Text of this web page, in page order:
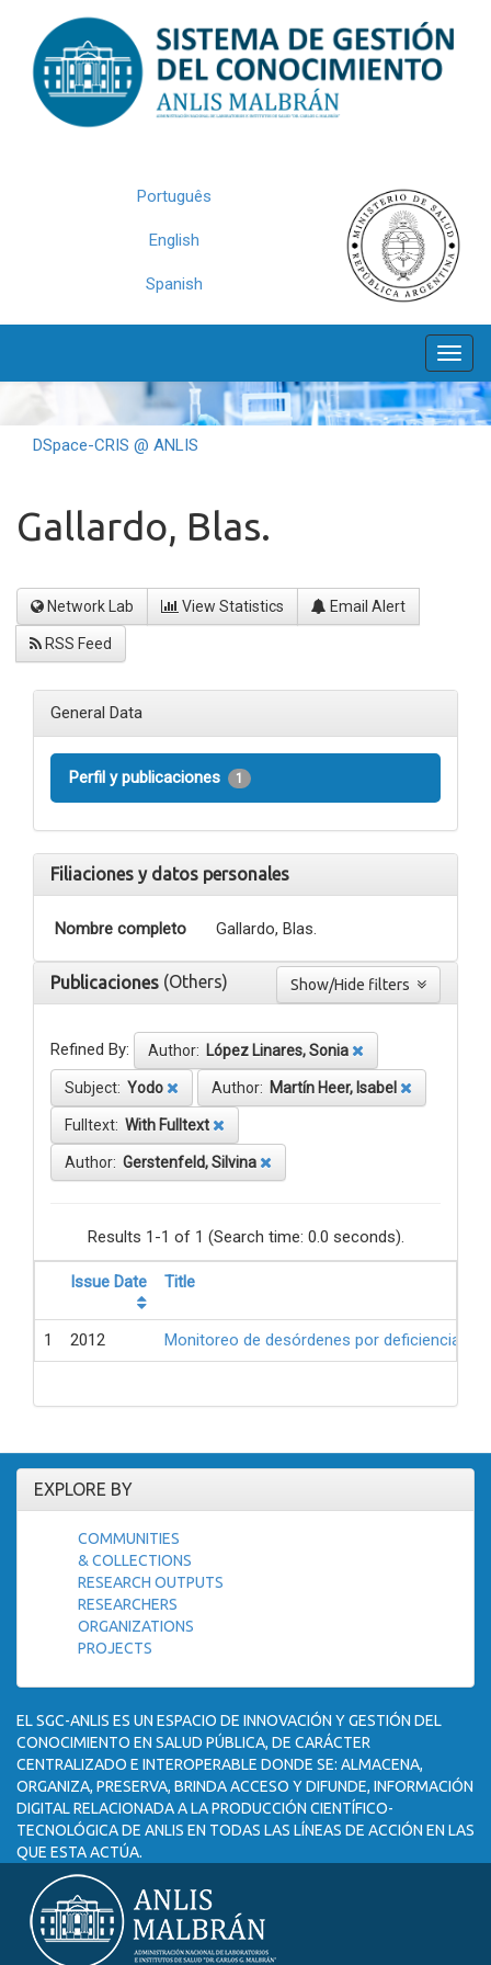
navigation
Português
English
Spanish
DSpace-CRIS @ ANLIS
Gallardo, Blas.
Network Lab View Statistics Email Alert
RSS Feed
General Data
Perfil y publicaciones 1
Filiaciones y datos personales
Nombre completo Gallardo, Blas.
Publicaciones (Others)
Refined By: Author: López Linares, Sonia
Subject: Yodo Author: Martín Heer, Isabel
Fulltext: With Fulltext
Author: Gerstenfeld, Silvina
Results 1-1 of 1 (Search time: 0.0 seconds).
Issue Date Title
1 2012 Monitoreo de desórdenes por deficiencia
EXPLORE BY
COMMUNITIES
& COLLECTIONS
RESEARCH OUTPUTS
RESEARCHERS
ORGANIZATIONS
PROJECTS
EL SGC-ANLIS ES UN ESPACIO DE INNOVACIÓN Y GESTIÓN DEL
CONOCIMIENTO EN SALUD PÚBLICA, DE CARÁCTER
CENTRALIZADO E INTEROPERABLE DONDE SE: ALMACENA,
ORGANIZA, PRESERVA, BRINDA ACCESO Y DIFUNDE, INFORMACIÓN
DIGITAL RELACIONADA A LA PRODUCCIÓN CIENTÍFICO-
TECNOLÓGICA DE ANLIS EN TODAS LAS LÍNEAS DE ACCIÓN EN LAS
QUE ESTA ACTÚA.